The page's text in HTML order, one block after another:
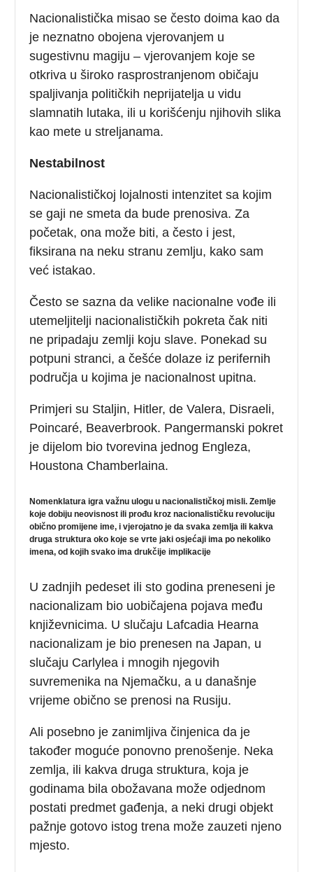
Nacionalistička misao se često doima kao da
je neznatno obojena vjerovanjem u
sugestivnu magiju – vjerovanjem koje se
otkriva u široko rasprostranjenom običaju
spaljivanja političkih neprijatelja u vidu
slamnatih lutaka, ili u korišćenju njihovih slika
kao mete u streljanama.
Nestabilnost
Nacionalističkoj lojalnosti intenzitet sa kojim
se gaji ne smeta da bude prenosiva. Za
početak, ona može biti, a često i jest,
fiksirana na neku stranu zemlju, kako sam
već istakao.
Često se sazna da velike nacionalne vođe ili
utemeljitelji nacionalističkih pokreta čak niti
ne pripadaju zemlji koju slave. Ponekad su
potpuni stranci, a češće dolaze iz perifernih
područja u kojima je nacionalnost upitna.
Primjeri su Staljin, Hitler, de Valera, Disraeli,
Poincaré, Beaverbrook. Pangermanski pokret
je dijelom bio tvorevina jednog Engleza,
Houstona Chamberlaina.
Nomenklatura igra važnu ulogu u nacionalističkoj misli. Zemlje
koje dobiju neovisnost ili prođu kroz nacionalističku revoluciju
obično promijene ime, i vjerojatno je da svaka zemlja ili kakva
druga struktura oko koje se vrte jaki osjećaji ima po nekoliko
imena, od kojih svako ima drukčije implikacije
U zadnjih pedeset ili sto godina preneseni je
nacionalizam bio uobičajena pojava među
književnicima. U slučaju Lafcadia Hearna
nacionalizam je bio prenesen na Japan, u
slučaju Carlylea i mnogih njegovih
suvremenika na Njemačku, a u današnje
vrijeme obično se prenosi na Rusiju.
Ali posebno je zanimljiva činjenica da je
također moguće ponovno prenošenje. Neka
zemlja, ili kakva druga struktura, koja je
godinama bila obožavana može odjednom
postati predmet gađenja, a neki drugi objekt
pažnje gotovo istog trena može zauzeti njeno
mjesto.